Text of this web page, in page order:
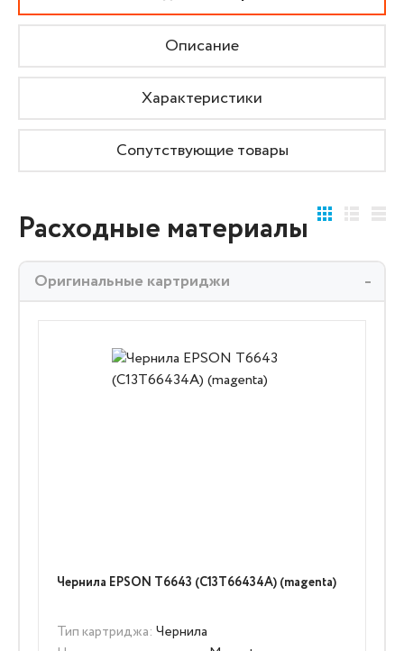
Описание
Характеристики
Сопутствующие товары
Расходные материалы
Оригинальные картриджи
Чернила EPSON T6643 (C13T66434A) (magenta)
Тип картриджа: Чернила